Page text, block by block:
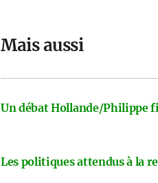
Mais aussi
Un débat Hollande/Philippe
Les politiques attendus à la